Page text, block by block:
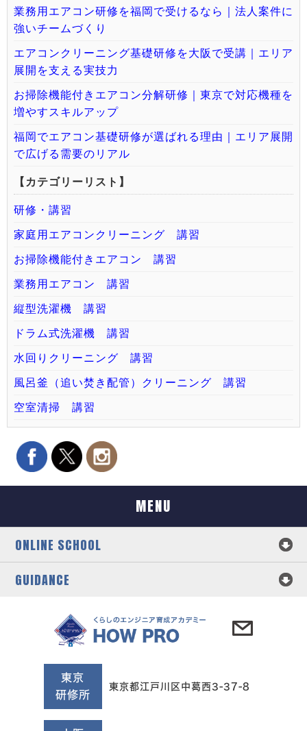
業務用エアコン研修を福岡で受けるなら｜法人案件に
強いチームづくり
エアコンクリーニング基礎研修を大阪で受講｜エリア
展開を支える実技力
お掃除機能付きエアコン分解研修｜東京で対応機種を
増やすスキルアップ
福岡でエアコン基礎研修が選ばれる理由｜エリア展開
で広げる需要のリアル
【カテゴリーリスト】
研修・講習
家庭用エアコンクリーニング 講習
お掃除機能付きエアコン 講習
業務用エアコン 講習
縦型洗濯機 講習
ドラム式洗濯機 講習
水回りクリーニング 講習
風呂釜（追い焚き配管）クリーニング 講習
空室清掃 講習
MENU
ONLINE SCHOOL
GUIDANCE
東京
研修所
東京都江戸川区中葛西3-37-8